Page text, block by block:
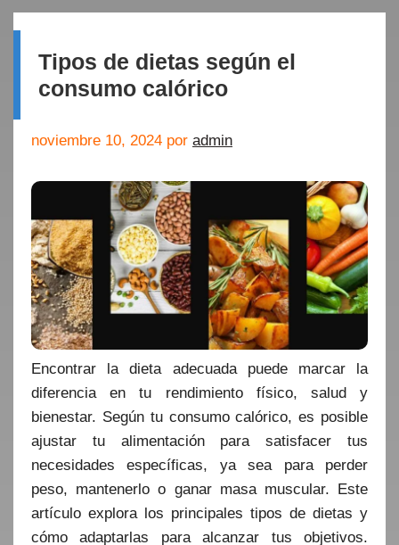
Tipos de dietas según el
consumo calórico
noviembre 10, 2024 por admin
Encontrar la dieta adecuada puede marcar la
diferencia en tu rendimiento físico, salud y
bienestar. Según tu consumo calórico, es posible
ajustar tu alimentación para satisfacer tus
necesidades específicas, ya sea para perder
peso, mantenerlo o ganar masa muscular. Este
artículo explora los principales tipos de dietas y
cómo adaptarlas para alcanzar tus objetivos.